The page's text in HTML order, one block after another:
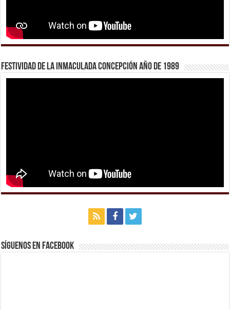
Festividad de la Inmaculada Concepción año de 1989
Síguenos en Facebook